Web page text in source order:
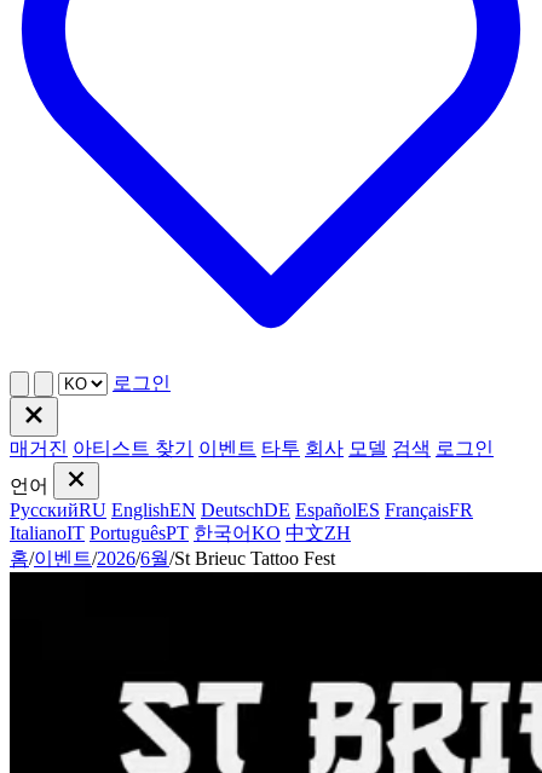
로그인
매거진 아티스트 찾기 이벤트 타투 회사 모델 검색 로그인
언어
РусскийRU EnglishEN DeutschDE EspañolES FrançaisFR
ItalianoIT PortuguêsPT 한국어KO 中文ZH
홈/이벤트/2026/6월/St Brieuc Tattoo Fest